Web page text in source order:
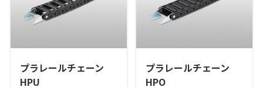
プラレールチェーン
HPU
プラレールチェーン
HPO